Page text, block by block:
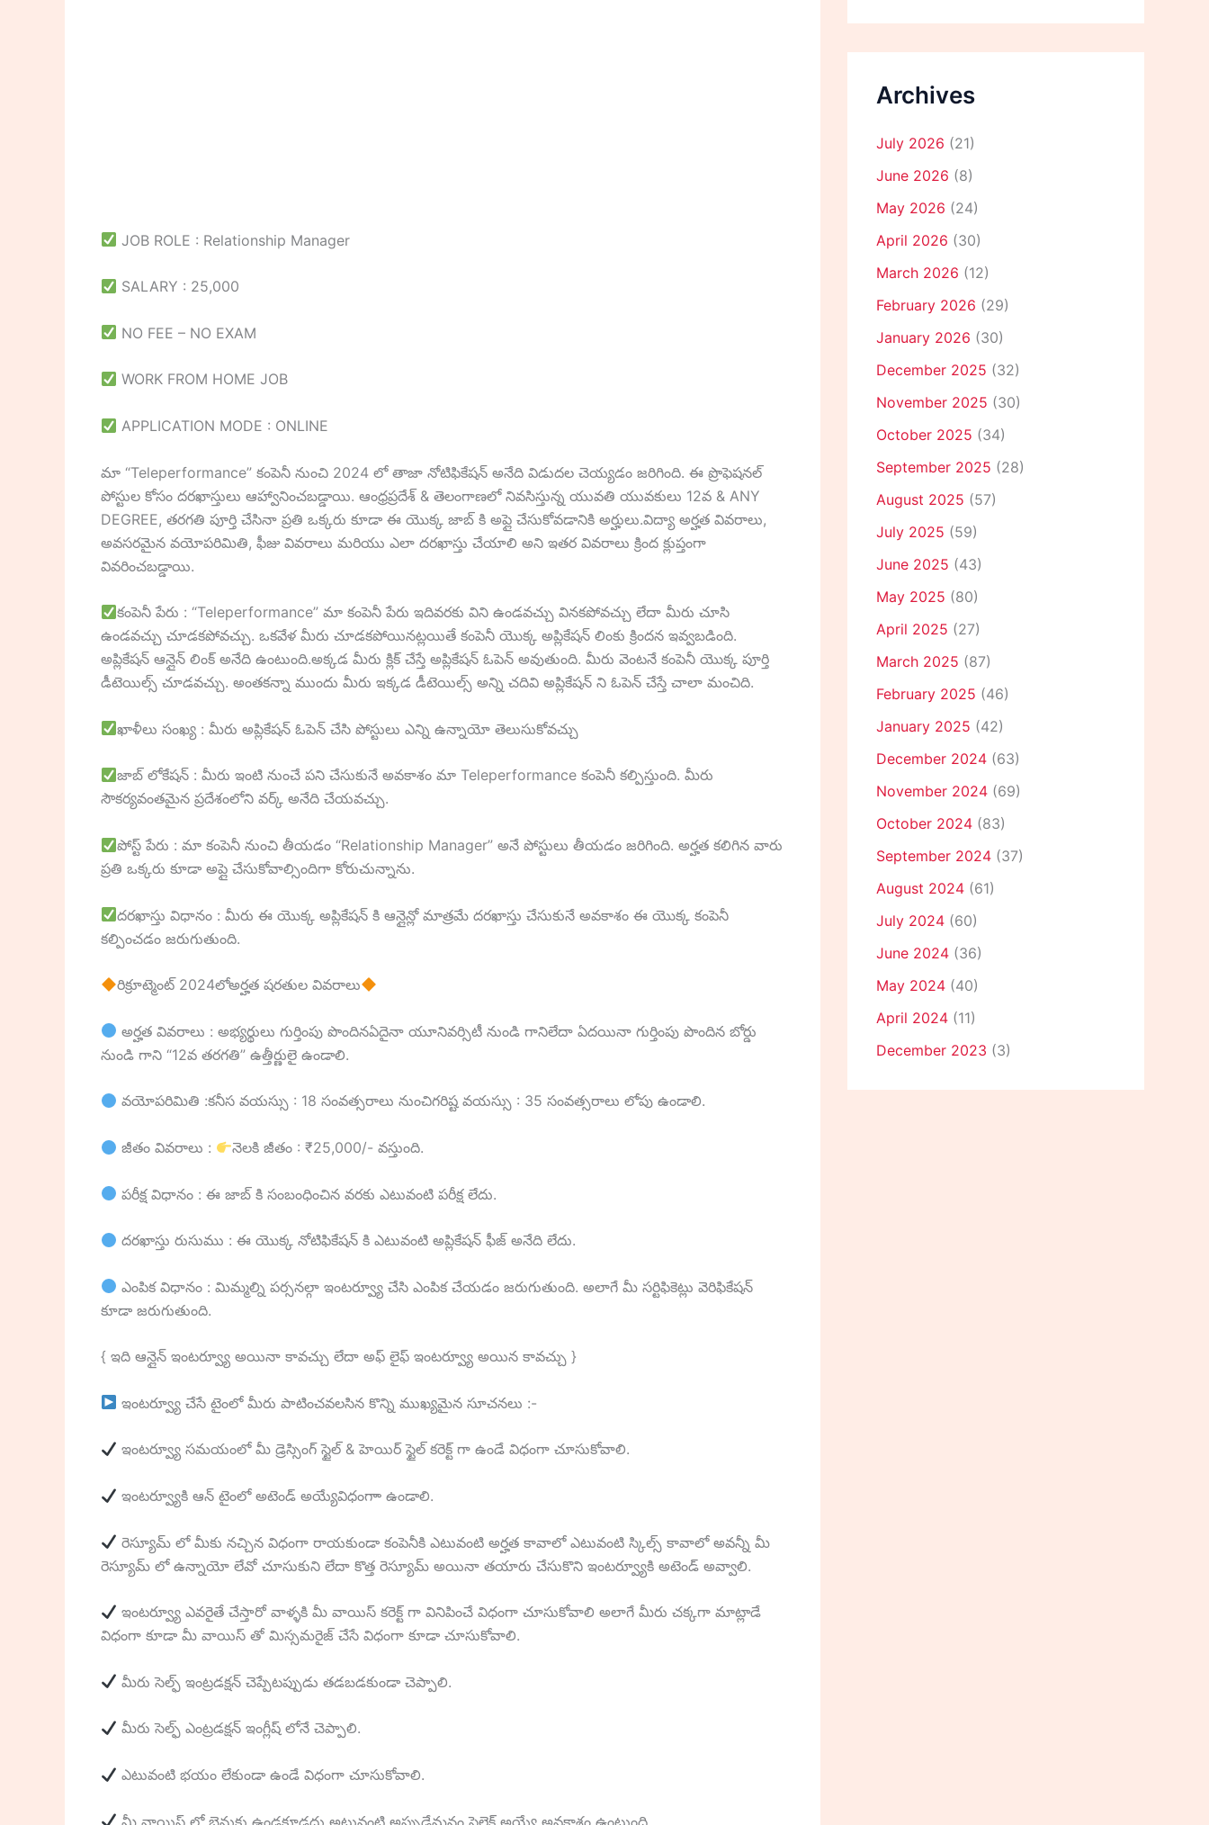
JOB ROLE : Relationship Manager
SALARY : 25,000
NO FEE – NO EXAM
WORK FROM HOME JOB
APPLICATION MODE : ONLINE
మా “Teleperformance” కంపెనీ నుంచి 2024 లో తాజా నోటిఫికేషన్ అనేది విడుదల చెయ్యడం జరిగింది. ఈ ప్రొఫెషనల్
పోస్టుల కోసం దరఖాస్తులు ఆహ్వానించబడ్డాయి. ఆంధ్రప్రదేశ్ & తెలంగాణలో నివసిస్తున్న యువతి యువకులు 12వ & ANY
DEGREE, తరగతి పూర్తి చేసినా ప్రతి ఒక్కరు కూడా ఈ యొక్క జాబ్ కి అప్లై చేసుకోవడానికి అర్హులు.విద్యా అర్హత వివరాలు,
అవసరమైన వయోపరిమితి, ఫీజు వివరాలు మరియు ఎలా దరఖాస్తు చేయాలి అని ఇతర వివరాలు క్రింద క్లుప్తంగా
వివరించబడ్డాయి.
కంపెనీ పేరు : “Teleperformance” మా కంపెనీ పేరు ఇదివరకు విని ఉండవచ్చు వినకపోవచ్చు లేదా మీరు చూసి
ఉండవచ్చు చూడకపోవచ్చు. ఒకవేళ మీరు చూడకపోయినట్లయితే కంపెనీ యొక్క అప్లికేషన్ లింకు క్రిందన ఇవ్వబడింది.
అప్లికేషన్ ఆన్లైన్ లింక్ అనేది ఉంటుంది.అక్కడ మీరు క్లిక్ చేస్తే అప్లికేషన్ ఓపెన్ అవుతుంది. మీరు వెంటనే కంపెనీ యొక్క పూర్తి
డీటెయిల్స్ చూడవచ్చు. అంతకన్నా ముందు మీరు ఇక్కడ డీటెయిల్స్ అన్ని చదివి అప్లికేషన్ ని ఓపెన్ చేస్తే చాలా మంచిది.
ఖాళీలు సంఖ్య : మీరు అప్లికేషన్ ఓపెన్ చేసి పోస్టులు ఎన్ని ఉన్నాయో తెలుసుకోవచ్చు
జాబ్ లోకేషన్ : మీరు ఇంటి నుంచే పని చేసుకునే అవకాశం మా Teleperformance కంపెనీ కల్పిస్తుంది. మీరు
సౌకర్యవంతమైన ప్రదేశంలోని వర్క్ అనేది చేయవచ్చు.
పోస్ట్ పేరు : మా కంపెనీ నుంచి తీయడం “Relationship Manager” అనే పోస్టులు తీయడం జరిగింది. అర్హత కలిగిన వారు
ప్రతి ఒక్కరు కూడా అప్లై చేసుకోవాల్సిందిగా కోరుచున్నాను.
దరఖాస్తు విధానం : మీరు ఈ యొక్క అప్లికేషన్ కి ఆన్లైన్లో మాత్రమే దరఖాస్తు చేసుకునే అవకాశం ఈ యొక్క కంపెనీ
కల్పించడం జరుగుతుంది.
రిక్రూట్మెంట్ 2024లోఅర్హత షరతుల వివరాలు
అర్హత వివరాలు : అభ్యర్థులు గుర్తింపు పొందినఏదైనా యూనివర్సిటీ నుండి గానిలేదా ఏదయినా గుర్తింపు పొందిన బోర్డు
నుండి గాని “12వ తరగతి” ఉత్తీర్ణులై ఉండాలి.
వయోపరిమితి :కనీస వయస్సు : 18 సంవత్సరాలు నుంచిగరిష్ట వయస్సు : 35 సంవత్సరాలు లోపు ఉండాలి.
జీతం వివరాలు : నెలకి జీతం : ₹25,000/- వస్తుంది.
పరీక్ష విధానం : ఈ జాబ్ కి సంబంధించిన వరకు ఎటువంటి పరీక్ష లేదు.
దరఖాస్తు రుసుము : ఈ యొక్క నోటిఫికేషన్ కి ఎటువంటి అప్లికేషన్ ఫీజ్ అనేది లేదు.
ఎంపిక విధానం : మిమ్మల్ని పర్సనల్గా ఇంటర్వ్యూ చేసి ఎంపిక చేయడం జరుగుతుంది. అలాగే మీ సర్టిఫికెట్లు వెరిఫికేషన్
కూడా జరుగుతుంది.
{ ఇది ఆన్లైన్ ఇంటర్వ్యూ అయినా కావచ్చు లేదా అఫ్ లైఫ్ ఇంటర్వ్యూ అయిన కావచ్చు }
ఇంటర్వ్యూ చేసే టైంలో మీరు పాటించవలసిన కొన్ని ముఖ్యమైన సూచనలు :-
ఇంటర్వ్యూ సమయంలో మీ డ్రెస్సింగ్ స్టైల్ & హెయిర్ స్టైల్ కరెక్ట్ గా ఉండే విధంగా చూసుకోవాలి.
ఇంటర్వ్యూకి ఆన్ టైంలో అటెండ్ అయ్యేవిధంగాా ఉండాలి.
రెస్యూమ్ లో మీకు నచ్చిన విధంగా రాయకుండా కంపెనీకి ఎటువంటి అర్హత కావాలో ఎటువంటి స్కిల్స్ కావాలో అవన్నీ మీ
రెస్యూమ్ లో ఉన్నాయో లేవో చూసుకుని లేదా కొత్త రెస్యూమ్ అయినా తయారు చేసుకొని ఇంటర్వ్యూకి అటెండ్ అవ్వాలి.
ఇంటర్వ్యూ ఎవరైతే చేస్తారో వాళ్ళకి మీ వాయిస్ కరెక్ట్ గా వినిపించే విధంగా చూసుకోవాలి అలాగే మీరు చక్కగా మాట్లాడే
విధంగా కూడా మీ వాయిస్ తో మిస్సమరైజ్ చేసే విధంగా కూడా చూసుకోవాలి.
మీరు సెల్ఫ్ ఇంట్రడక్షన్ చెప్పేటప్పుడు తడబడకుండా చెప్పాలి.
మీరు సెల్ఫ్ ఎంట్రడక్షన్ ఇంగ్లీష్ లోనే చెప్పాలి.
ఎటువంటి భయం లేకుండా ఉండే విధంగా చూసుకోవాలి.
మీ వాయిస్ లో బెనుకు ఉండకూడదు అటువంటి అప్పుడేమనం సెలెక్ట్ అయ్యే అవకాశం ఉంటుంది.
Archives
July 2026 (21)
June 2026 (8)
May 2026 (24)
April 2026 (30)
March 2026 (12)
February 2026 (29)
January 2026 (30)
December 2025 (32)
November 2025 (30)
October 2025 (34)
September 2025 (28)
August 2025 (57)
July 2025 (59)
June 2025 (43)
May 2025 (80)
April 2025 (27)
March 2025 (87)
February 2025 (46)
January 2025 (42)
December 2024 (63)
November 2024 (69)
October 2024 (83)
September 2024 (37)
August 2024 (61)
July 2024 (60)
June 2024 (36)
May 2024 (40)
April 2024 (11)
December 2023 (3)